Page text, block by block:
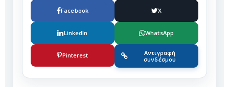
Facebook X
LinkedIn WhatsApp
Pinterest
Αντιγραφή
συνδέσμου